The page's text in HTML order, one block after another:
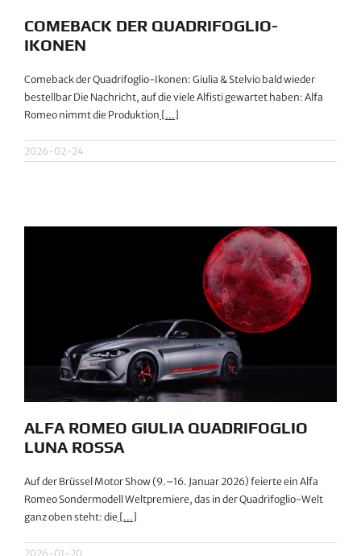
COMEBACK DER QUADRIFOGLIO-
IKONEN
Comeback der Quadrifoglio-Ikonen: Giulia & Stelvio bald wieder
bestellbar Die Nachricht, auf die viele Alfisti gewartet haben: Alfa
Romeo nimmt die Produktion [...]
2026-02-24
ALFA ROMEO GIULIA QUADRIFOGLIO
LUNA ROSSA
Auf der Brüssel Motor Show (9.–16. Januar 2026) feierte ein Alfa
Romeo Sondermodell Weltpremiere, das in der Quadrifoglio-Welt
ganz oben steht: die[...]
2026-01-20